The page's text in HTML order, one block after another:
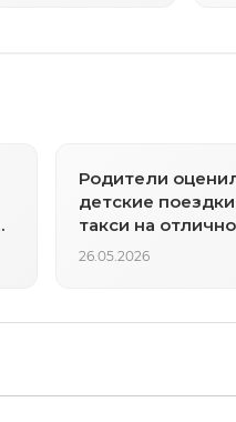
Родители
детские
такси на отлично
26.05.2026